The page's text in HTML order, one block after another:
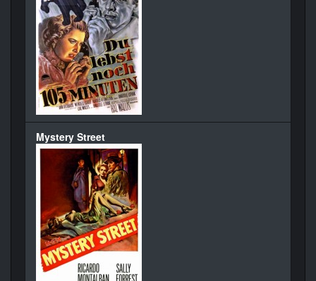
Mystery Street